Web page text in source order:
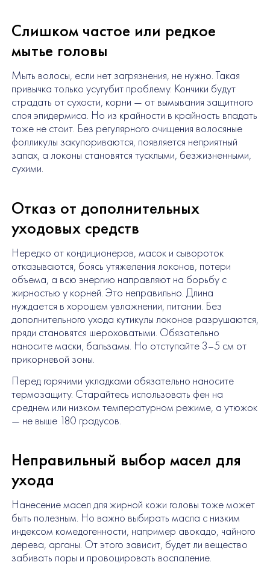
Слишком частое или редкое
мытье головы
Мыть волосы, если нет загрязнения, не нужно. Такая
привычка только усугубит проблему. Кончики будут
страдать от сухости, корни — от вымывания защитного
слоя эпидермиса. Но из крайности в крайность впадать
тоже не стоит. Без регулярного очищения волосяные
фолликулы закупориваются, появляется неприятный
запах, а локоны становятся тусклыми, безжизненными,
сухими.
Отказ от дополнительных
уходовых средств
Нередко от кондиционеров, масок и сывороток
отказываются, боясь утяжеления локонов, потери
объема, а всю энергию направляют на борьбу с
жирностью у корней. Это неправильно. Длина
нуждается в хорошем увлажнении, питании. Без
дополнительного ухода кутикулы локонов разрушаются,
пряди становятся шероховатыми. Обязательно
наносите маски, бальзамы. Но отступайте 3–5 см от
прикорневой зоны.
Перед горячими укладками обязательно наносите
термозащиту. Старайтесь использовать фен на
среднем или низком температурном режиме, а утюжок
— не выше 180 градусов.
Неправильный выбор масел для
ухода
Нанесение масел для жирной кожи головы тоже может
быть полезным. Но важно выбирать масла с низким
индексом комедогенности, например авокадо, чайного
дерева, арганы. От этого зависит, будет ли вещество
забивать поры и провоцировать воспаление.